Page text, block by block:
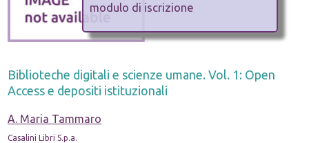
Biblioteche digitali e scienze umane. Vol. 1: Open
Access e depositi istituzionali
A. Maria Tammaro
Casalini Libri S.p.a.
modulo di iscrizione